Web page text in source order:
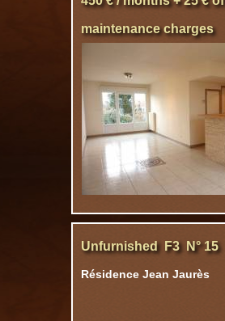
maintenance charges
Unfurnished F3 N° 15
Résidence Jean Jaurès